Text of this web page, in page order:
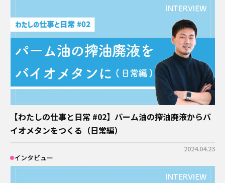
【わたしの仕事と日常 #02】パーム油の搾油廃液からバ
イオメタンをつくる（日常編）
2024.04.23
インタビュー